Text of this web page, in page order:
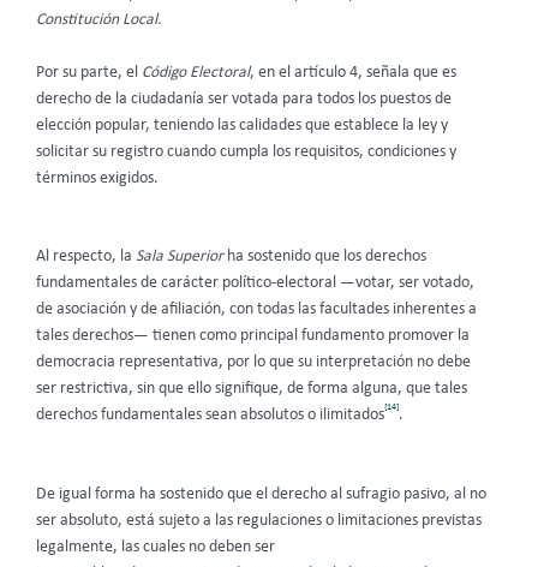
Constitución Local.
Por su parte, el Código Electoral, en el artículo 4, señala que es
derecho de la ciudadanía ser votada para todos los puestos de
elección popular, teniendo las calidades que establece la ley y
solicitar su registro cuando cumpla los requisitos, condiciones y
términos exigidos.
Al respecto, la Sala Superiorha sostenido que los derechos
fundamentales de carácter político-electoral —votar, ser votado,
de asociación y de afiliación, con todas las facultades inherentes a
tales derechos— tienen como principal fundamento promover la
democracia representativa, por lo que su interpretación no debe
ser restrictiva, sin que ello signifique, de forma alguna, que tales
derechos fundamentales sean absolutos o ilimitados
[14]
.
De igual forma ha sostenido que el derecho al sufragio pasivo, al no
ser absoluto, está sujeto a las regulaciones o limitaciones previstas
legalmente, las cuales no deben ser